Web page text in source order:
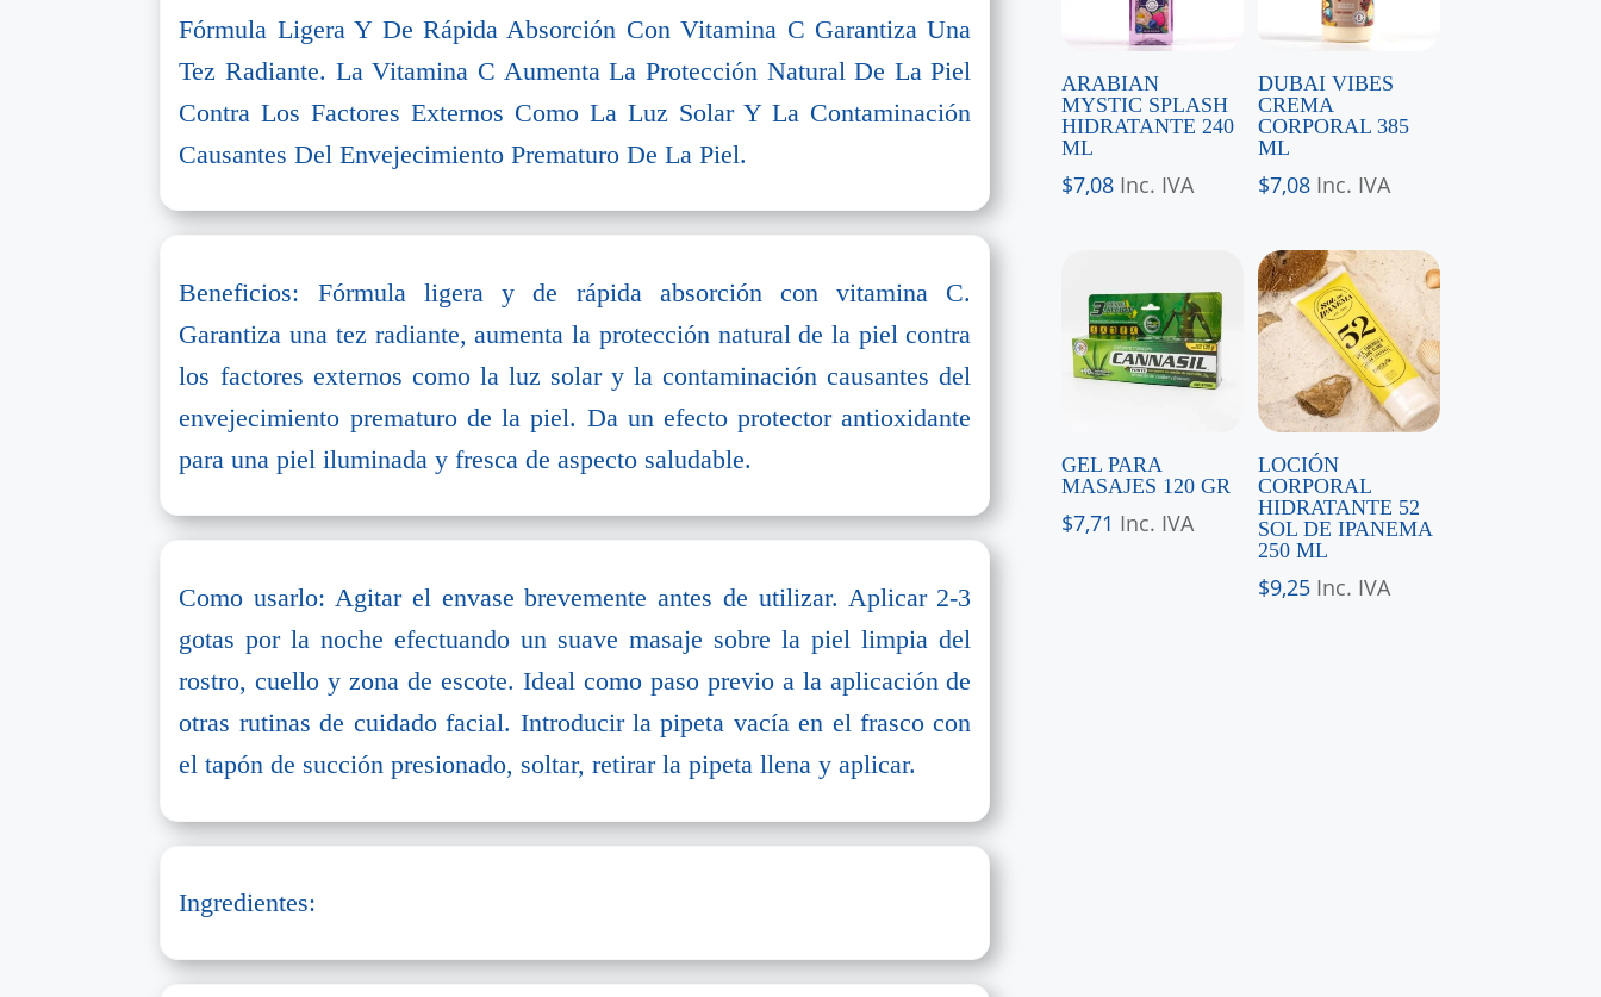
Fórmula Ligera Y De Rápida Absorción Con Vitamina C Garantiza Una
Tez Radiante. La Vitamina C Aumenta La Protección Natural De La Piel
Contra Los Factores Externos Como La Luz Solar Y La Contaminación
Causantes Del Envejecimiento Prematuro De La Piel.
Beneficios: Fórmula ligera y de rápida absorción con vitamina C.
Garantiza una tez radiante, aumenta la protección natural de la piel contra
los factores externos como la luz solar y la contaminación causantes del
envejecimiento prematuro de la piel. Da un efecto protector antioxidante
para una piel iluminada y fresca de aspecto saludable.
Como usarlo: Agitar el envase brevemente antes de utilizar. Aplicar 2-3
gotas por la noche efectuando un suave masaje sobre la piel limpia del
rostro, cuello y zona de escote. Ideal como paso previo a la aplicación de
otras rutinas de cuidado facial. Introducir la pipeta vacía en el frasco con
el tapón de succión presionado, soltar, retirar la pipeta llena y aplicar.
Ingredientes:
ARABIAN
MYSTIC SPLASH
HIDRATANTE 240
ML
$7,08 Inc. IVA
DUBAI VIBES
CREMA
CORPORAL 385
ML
$7,08 Inc. IVA
GEL PARA
MASAJES 120 GR
$7,71 Inc. IVA
LOCIÓN
CORPORAL
HIDRATANTE 52
SOL DE IPANEMA
250 ML
$9,25 Inc. IVA